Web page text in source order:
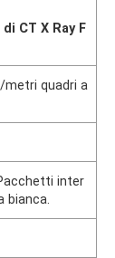
CT X Ray F
metri quadri a
inter
bianca.